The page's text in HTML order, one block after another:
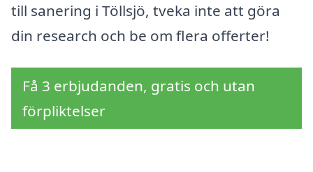
till sanering i Töllsjö, tveka inte att göra
din research och be om flera offerter!
Få 3 erbjudanden, gratis och utan
förpliktelser